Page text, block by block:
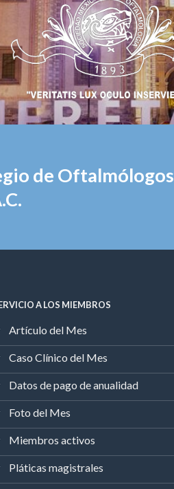
de Oftalmólogos
A LOS MIEMBROS
Artículo del Mes
Caso Clínico del Mes
Datos de pago de anualidad
Foto del Mes
Miembros activos
Pláticas magistrales